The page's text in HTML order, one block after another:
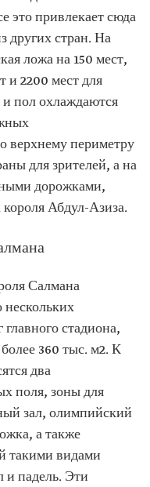
это привлекает сюда
других стран. На
ложа на 150 мест,
и 2200 мест для
пол охлаждаются
верхнему периметру
для зрителей, а на
дорожками,
короля Абдул-Азиза.
Салмана
нескольких
стадиона,
360 тыс. м2. К
два
поля, зоны для
зал, олимпийский
а также
такими видами
и падель. Эти